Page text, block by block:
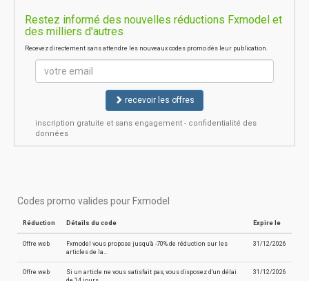
Restez informé des nouvelles réductions Fxmodel et
des milliers d'autres
Recevez directement sans attendre les nouveaux codes promo dès leur publication.
recevoir les offres
inscription gratuite et sans engagement - confidentialité des
données
Codes promo valides pour Fxmodel
Réduction Détails du code Expire le
Offre web
Fxmodel vous propose jusqu'à -70% de réduction sur les
articles de la…
31/12/2026
Offre web
Si un article ne vous satisfait pas, vous disposez d'un délai
31/12/2026